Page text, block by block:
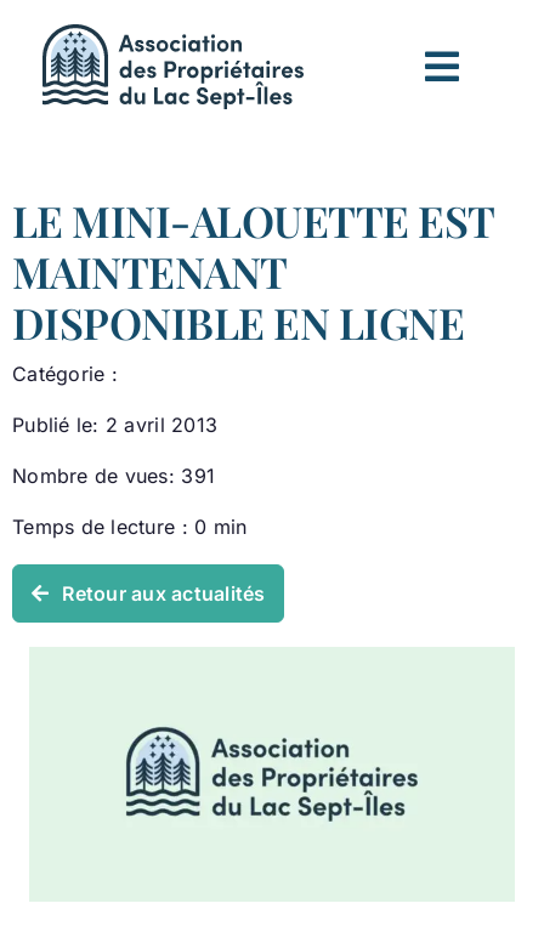
contenu
LE MINI-ALOUETTE EST
MAINTENANT
DISPONIBLE EN LIGNE
Catégorie :
Publié le: 2 avril 2013
Nombre de vues: 391
Temps de lecture : 0 min
Retour aux actualités